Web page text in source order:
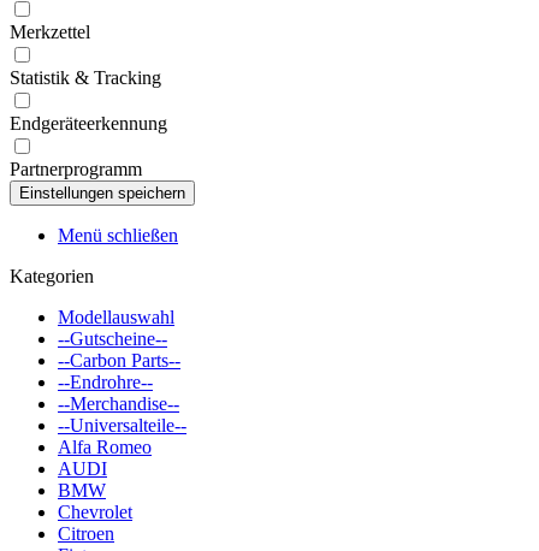
Merkzettel
Statistik & Tracking
Endgeräteerkennung
Partnerprogramm
Menü schließen
Kategorien
Modellauswahl
--Gutscheine--
--Carbon Parts--
--Endrohre--
--Merchandise--
--Universalteile--
Alfa Romeo
AUDI
BMW
Chevrolet
Citroen